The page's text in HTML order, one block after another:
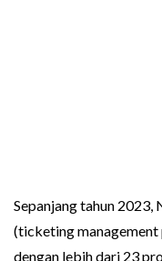
Sepanjang tahun
(ticketing
dengan lebih dari 23